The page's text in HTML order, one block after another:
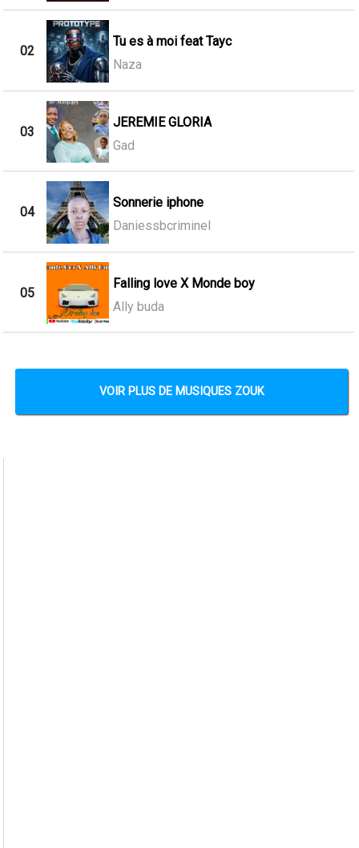
02
Tu es à moi feat Tayc
Naza
03
JEREMIE GLORIA
Gad
04
Sonnerie iphone
Daniessbcriminel
05
Falling love X Monde boy
Ally buda
VOIR PLUS DE MUSIQUES ZOUK